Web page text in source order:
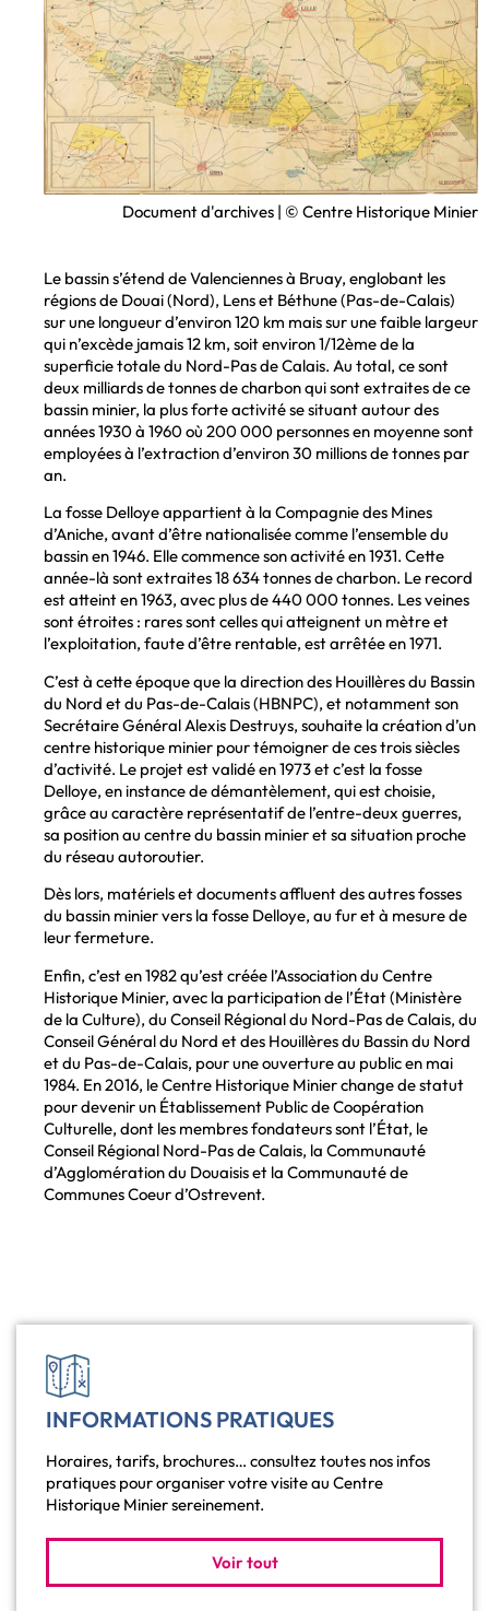
Document d'archives | © Centre Historique Minier
Le bassin s’étend de Valenciennes à Bruay, englobant les
régions de Douai (Nord), Lens et Béthune (Pas-de-Calais)
sur une longueur d’environ 120 km mais sur une faible largeur
qui n’excède jamais 12 km, soit environ 1/12ème de la
superficie totale du Nord-Pas de Calais. Au total, ce sont
deux milliards de tonnes de charbon qui sont extraites de ce
bassin minier, la plus forte activité se situant autour des
années 1930 à 1960 où 200 000 personnes en moyenne sont
employées à l’extraction d’environ 30 millions de tonnes par
an.
La fosse Delloye appartient à la Compagnie des Mines
d’Aniche, avant d’être nationalisée comme l’ensemble du
bassin en 1946. Elle commence son activité en 1931. Cette
année-là sont extraites 18 634 tonnes de charbon. Le record
est atteint en 1963, avec plus de 440 000 tonnes. Les veines
sont étroites : rares sont celles qui atteignent un mètre et
l’exploitation, faute d’être rentable, est arrêtée en 1971.
C’est à cette époque que la direction des Houillères du Bassin
du Nord et du Pas-de-Calais (HBNPC), et notamment son
Secrétaire Général Alexis Destruys, souhaite la création d’un
centre historique minier pour témoigner de ces trois siècles
d’activité. Le projet est validé en 1973 et c’est la fosse
Delloye, en instance de démantèlement, qui est choisie,
grâce au caractère représentatif de l’entre-deux guerres,
sa position au centre du bassin minier et sa situation proche
du réseau autoroutier.
Dès lors, matériels et documents affluent des autres fosses
du bassin minier vers la fosse Delloye, au fur et à mesure de
leur fermeture.
Enfin, c’est en 1982 qu’est créée l’Association du Centre
Historique Minier, avec la participation de l’État (Ministère
de la Culture), du Conseil Régional du Nord-Pas de Calais, du
Conseil Général du Nord et des Houillères du Bassin du Nord
et du Pas-de-Calais, pour une ouverture au public en mai
1984. En 2016, le Centre Historique Minier change de statut
pour devenir un Établissement Public de Coopération
Culturelle, dont les membres fondateurs sont l’État, le
Conseil Régional Nord-Pas de Calais, la Communauté
d’Agglomération du Douaisis et la Communauté de
Communes Coeur d’Ostrevent.
INFORMATIONS PRATIQUES
Horaires, tarifs, brochures… consultez toutes nos infos
pratiques pour organiser votre visite au Centre
Historique Minier sereinement.
Voir tout